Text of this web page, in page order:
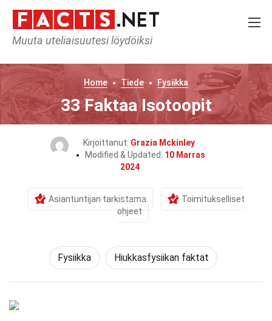
Muuta uteliaisuutesi löydöiksi
Home Tiede Fysiikka
33 Faktaa Isotoopit
Kirjoittanut: Grazia Mckinley
Modified & Updated: 10 Marras
2024
Asiantuntijan tarkistama
Toimitukselliset
ohjeet
Fysiikka Hiukkasfysiikan faktat